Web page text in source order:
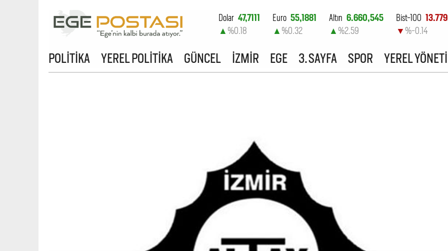
Dolar 47,7111
▲ %0.18
Euro 55,1881
▲ %0.32
Altın 6.660,545
▲ %2.59
Bist-100
▼ %-0.14
POLİTİKA YEREL POLİTİKA GÜNCEL İZMİR EGE 3. SAYFA SPOR YEREL